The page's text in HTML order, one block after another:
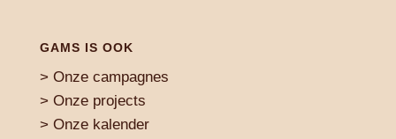
GAMS IS OOK
> Onze campagnes
> Onze projects
> Onze kalender